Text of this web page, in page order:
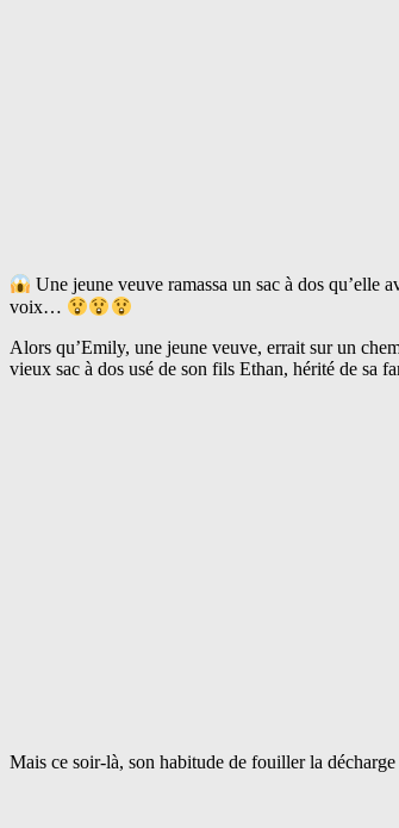
Une jeune veuve ramassa un sac à dos qu’elle
voix…
Alors qu’Emily, une jeune veuve, errait sur un
vieux sac à dos usé de son fils Ethan, hérité de sa
Mais ce soir-là, son habitude de fouiller la